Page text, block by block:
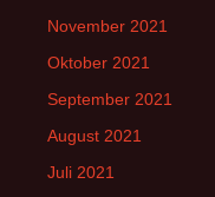
November 2021
Oktober 2021
September 2021
August 2021
Juli 2021